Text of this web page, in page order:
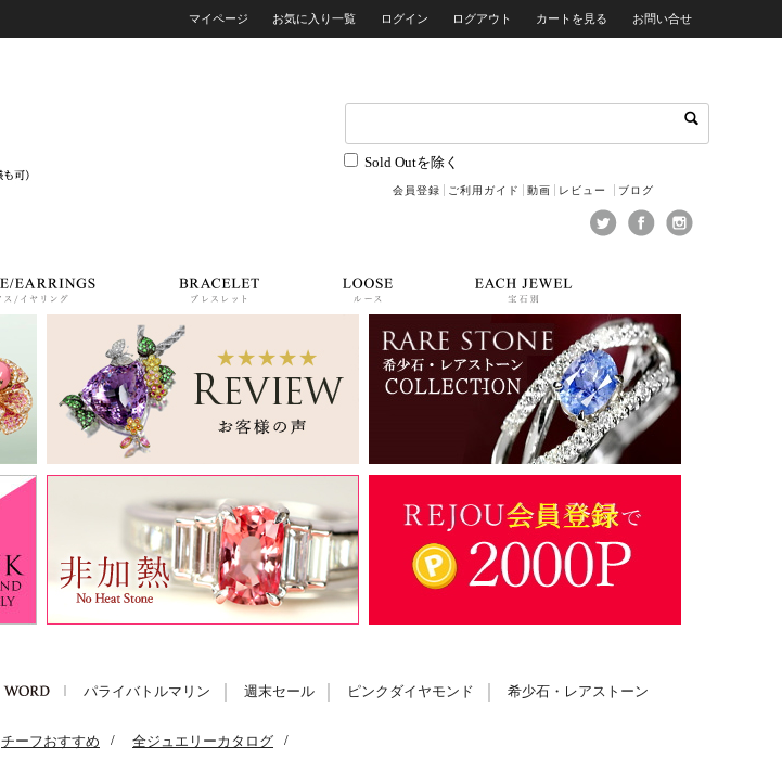
マイページ お気に入り一覧 ログイン ログアウト カートを見る お問い合せ
Sold Outを除く
会員登録 ご利用ガイド 動画 レビュー ブログ
パライバトルマリン 週末セール ピンクダイヤモンド 希少石・レアストーン
チーフおすすめ / 全ジュエリーカタログ /